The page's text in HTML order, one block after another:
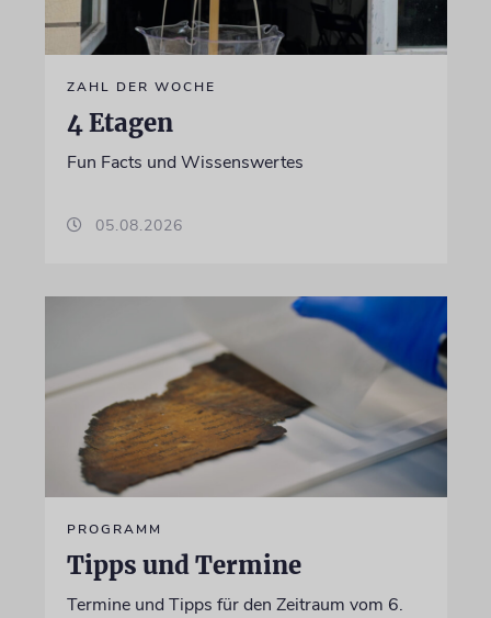
ZAHL DER WOCHE
4 Etagen
Fun Facts und Wissenswertes
05.08.2026
PROGRAMM
Tipps und Termine
Termine und Tipps für den Zeitraum vom 6.